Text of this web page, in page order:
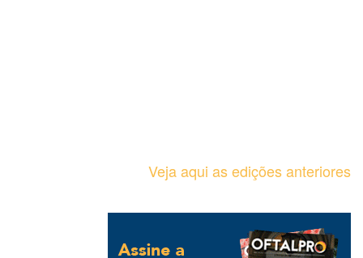
Veja aqui as edições anteriores